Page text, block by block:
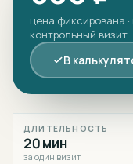
цена фиксирована
контрольный визит
В
ДЛИТЕЛЬНОСТЬ
20 мин
за один визит